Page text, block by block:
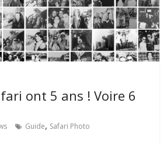
ont 5 ans ! Voire 6
Guide, Safari Photo